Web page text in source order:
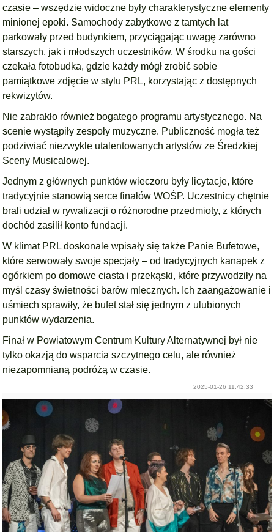
czasie – wszędzie widoczne były charakterystyczne elementy
minionej epoki. Samochody zabytkowe z tamtych lat
parkowały przed budynkiem, przyciągając uwagę zarówno
starszych, jak i młodszych uczestników. W środku na gości
czekała fotobudka, gdzie każdy mógł zrobić sobie
pamiątkowe zdjęcie w stylu PRL, korzystając z dostępnych
rekwizytów.
Nie zabrakło również bogatego programu artystycznego. Na
scenie wystąpiły zespoły muzyczne. Publiczność mogła też
podziwiać niezwykle utalentowanych artystów ze Średzkiej
Sceny Musicalowej.
Jednym z głównych punktów wieczoru były licytacje, które
tradycyjnie stanowią serce finałów WOŚP. Uczestnicy chętnie
brali udział w rywalizacji o różnorodne przedmioty, z których
dochód zasilił konto fundacji.
W klimat PRL doskonale wpisały się także Panie Bufetowe,
które serwowały swoje specjały – od tradycyjnych kanapek z
ogórkiem po domowe ciasta i przekąski, które przywodziły na
myśl czasy świetności barów mlecznych. Ich zaangażowanie i
uśmiech sprawiły, że bufet stał się jednym z ulubionych
punktów wydarzenia.
Finał w Powiatowym Centrum Kultury Alternatywnej był nie
tylko okazją do wsparcia szczytnego celu, ale również
niezapomnianą podróżą w czasie.
2025-01-26 11:42:33